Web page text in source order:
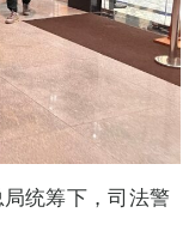
统筹下，司法警